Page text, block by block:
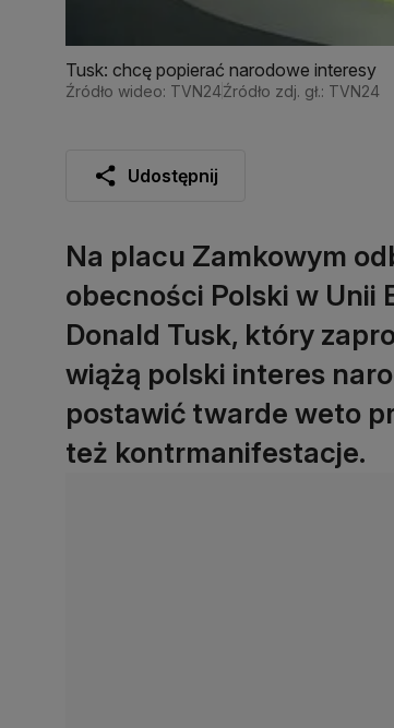
Tusk: chcę popierać narodowe interesy
Źródło wideo: TVN24Źródło zdj. gł.: TVN24
Udostępnij
Na placu Zamkowym
obecności Polski w Unii
Donald Tusk, który
wiążą polski interes
postawić twarde weto
też kontrmanifestacje.